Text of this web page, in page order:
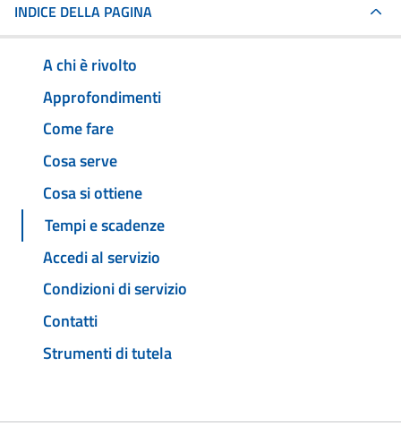
INDICE DELLA PAGINA
A chi è rivolto
Approfondimenti
Come fare
Cosa serve
Cosa si ottiene
Tempi e scadenze
Accedi al servizio
Condizioni di servizio
Contatti
Strumenti di tutela